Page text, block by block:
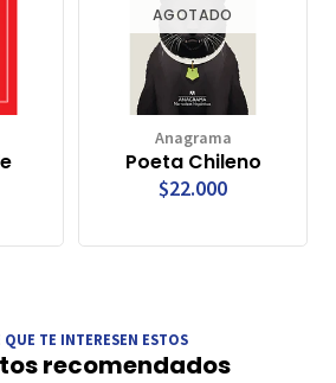
AGOTADO
Anagrama
Poeta Chileno
$22.000
QUE TE INTERESEN ESTOS
recomendados